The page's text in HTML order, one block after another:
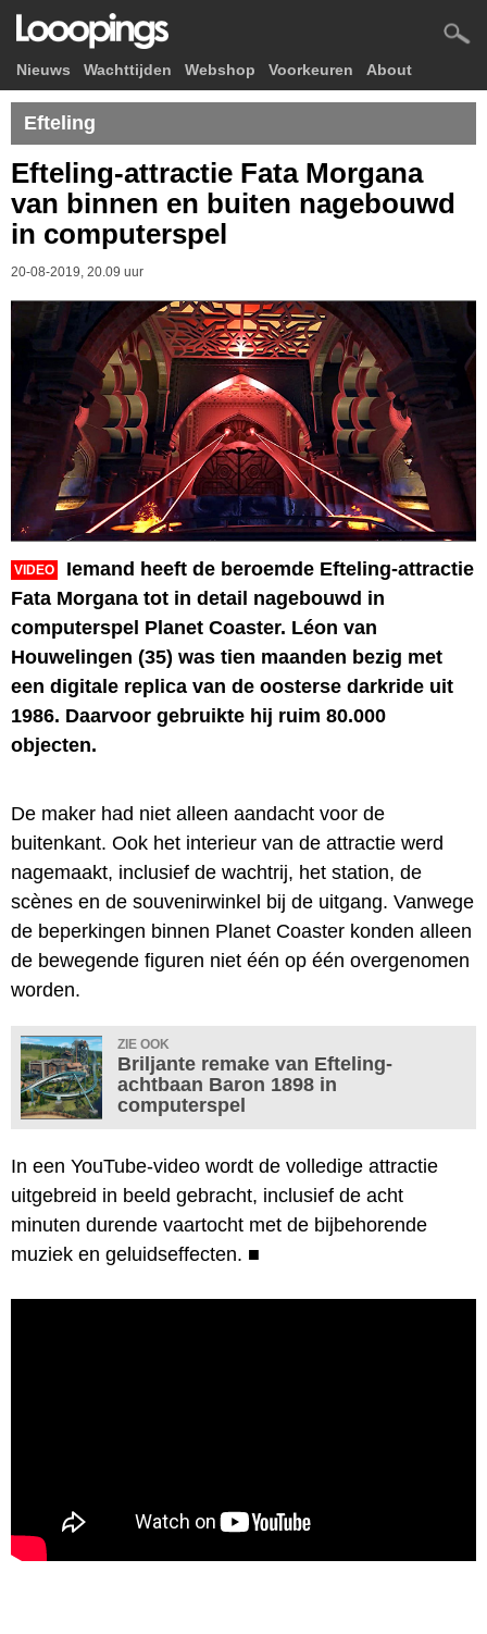
Nieuws Wachttijden Webshop Voorkeuren About
Efteling
Efteling-attractie Fata Morgana
van binnen en buiten nagebouwd
in computerspel
20-08-2019, 20.09 uur
VIDEO
Iemand heeft de beroemde Efteling-attractie
Fata Morgana tot in detail nagebouwd in
computerspel Planet Coaster. Léon van
Houwelingen (35) was tien maanden bezig met
een digitale replica van de oosterse darkride uit
1986. Daarvoor gebruikte hij ruim 80.000
objecten.
De maker had niet alleen aandacht voor de
buitenkant. Ook het interieur van de attractie werd
nagemaakt, inclusief de wachtrij, het station, de
scènes en de souvenirwinkel bij de uitgang. Vanwege
de beperkingen binnen Planet Coaster konden alleen
de bewegende figuren niet één op één overgenomen
worden.
ZIE OOK
Briljante remake van Efteling-
achtbaan Baron 1898 in
computerspel
In een YouTube-video wordt de volledige attractie
uitgebreid in beeld gebracht, inclusief de acht
minuten durende vaartocht met de bijbehorende
muziek en geluidseffecten. ■